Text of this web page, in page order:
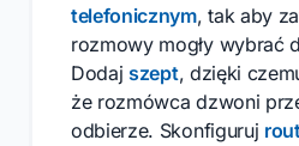
telefonicznym, tak aby
rozmowy mogły wybrać
Dodaj szept, dzięki
że rozmówca dzwoni
odbierze. Skonfiguruj